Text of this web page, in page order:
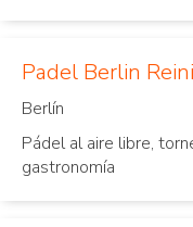
Padel Berlin
Berlín
Pádel al aire libre,
gastronomía